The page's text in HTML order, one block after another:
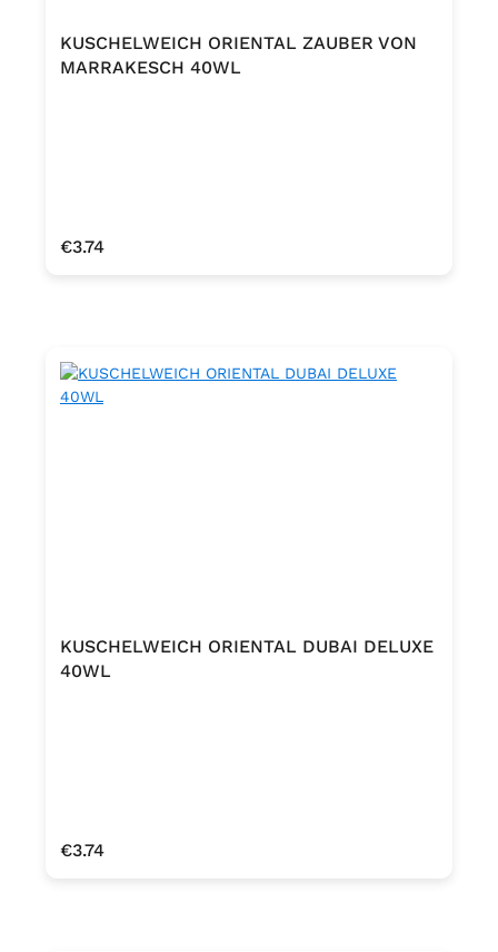
KUSCHELWEICH ORIENTAL ZAUBER VON
MARRAKESCH 40WL
Regular price:
€3.74
KUSCHELWEICH ORIENTAL DUBAI DELUXE
40WL
Regular price:
€3.74